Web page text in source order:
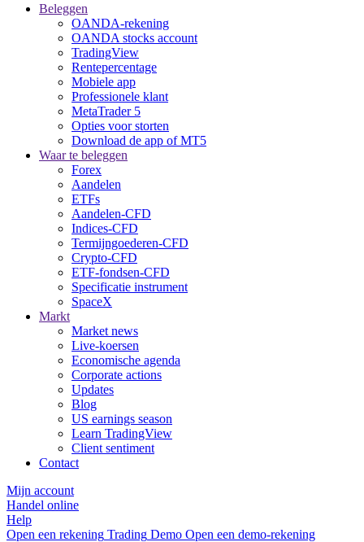
Beleggen
OANDA-rekening
OANDA stocks account
TradingView
Rentepercentage
Mobiele app
Professionele klant
MetaTrader 5
Opties voor storten
Download de app of MT5
Waar te beleggen
Forex
Aandelen
ETFs
Aandelen-CFD
Indices-CFD
Termijngoederen-CFD
Crypto-CFD
ETF-fondsen-CFD
Specificatie instrument
SpaceX
Markt
Market news
Live-koersen
Economische agenda
Corporate actions
Updates
Blog
US earnings season
Learn TradingView
Client sentiment
Contact
Mijn account
Handel online
Help
Open een rekening Trading Demo Open een demo-rekening